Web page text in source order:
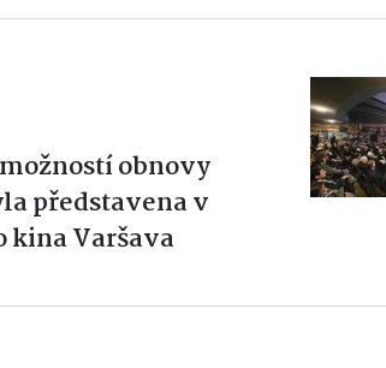
obnovy
představena v
kina Varšava